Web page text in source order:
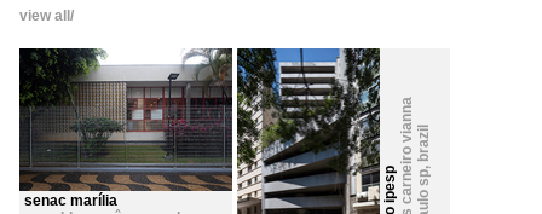
view all
senac marília
rubens carneiro vianna ,
brazil